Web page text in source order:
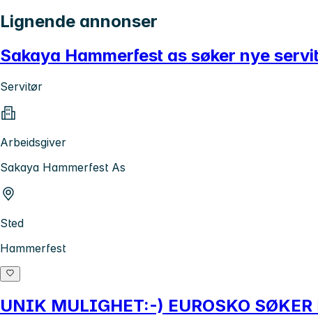
Lignende annonser
Sakaya Hammerfest as søker nye
Servitør
Arbeidsgiver
Sakaya Hammerfest As
Sted
Hammerfest
UNIK MULIGHET:-) EUROSKO